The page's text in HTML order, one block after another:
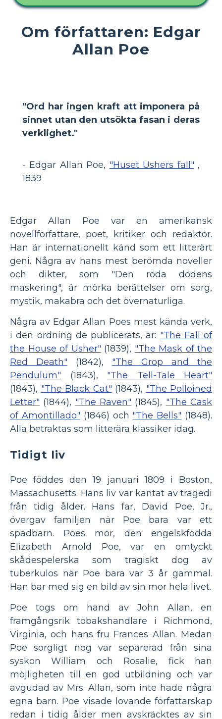
Om författaren: Edgar
Allan Poe
"Ord har ingen kraft att imponera på
sinnet utan den utsökta fasan i deras
verklighet."
- Edgar Allan Poe, "Huset Ushers fall" ,
1839
Edgar Allan Poe var en amerikansk
novellförfattare, poet, kritiker och redaktör.
Han är internationellt känd som ett litterärt
geni. Några av hans mest berömda noveller
och dikter, som "Den röda dödens
maskering", är mörka berättelser om sorg,
mystik, makabra och det övernaturliga.
Några av Edgar Allan Poes mest kända verk,
i den ordning de publicerats, är: "The Fall of
the House of Usher" (1839), "The Mask of the
Red Death" (1842), "The Grop and the
Pendulum" (1843), "The Tell-Tale Heart"
(1843), "The Black Cat" (1843), "The Polloined
Letter" (1844), "The Raven" (1845), "The Cask
of Amontillado" (1846) och "The Bells" (1848).
Alla betraktas som litterära klassiker idag.
Tidigt liv
Poe föddes den 19 januari 1809 i Boston,
Massachusetts. Hans liv var kantat av tragedi
från tidig ålder. Hans far, David Poe, Jr.,
övergav familjen när Poe bara var ett
spädbarn. Poes mor, den engelskfödda
Elizabeth Arnold Poe, var en omtyckt
skådespelerska som tragiskt dog av
tuberkulos när Poe bara var 3 år gammal.
Han bar med sig en bild av sin mor hela livet.
Poe togs om hand av John Allan, en
framgångsrik tobakshandlare i Richmond,
Virginia, och hans fru Frances Allan. Medan
Poe sorgligt nog var separerad från sina
syskon William och Rosalie, fick han
möjligheten till en god utbildning och var
avgudad av Mrs. Allan, som inte hade några
egna barn. Poe visade lovande författarskap
redan i tidig ålder men avskräcktes av sin